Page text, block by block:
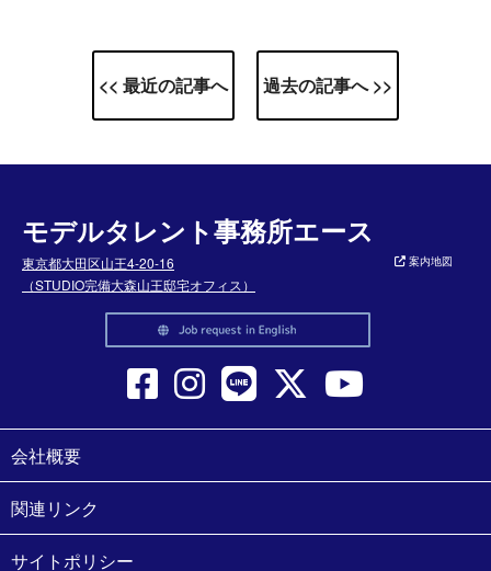
<< 最近の記事へ 過去の記事へ >>
モデルタレント事務所エース
東京都大田区山王4-20-16
（STUDIO完備大森山王邸宅オフィス）
案内地図
会社概要
関連リンク
サイトポリシー